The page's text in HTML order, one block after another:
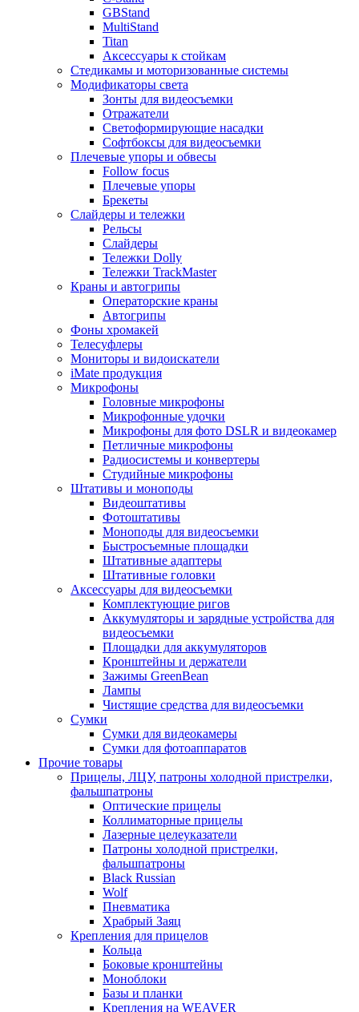
GBStand
MultiStand
Titan
Аксессуары к стойкам
Стедикамы и моторизованные системы
Модификаторы света
Зонты для видеосъемки
Отражатели
Светоформирующие насадки
Софтбоксы для видеосъемки
Плечевые упоры и обвесы
Follow focus
Плечевые упоры
Брекеты
Слайдеры и тележки
Рельсы
Слайдеры
Тележки Dolly
Тележки TrackMaster
Краны и автогрипы
Операторские краны
Автогрипы
Фоны хромакей
Телесуфлеры
Мониторы и видоискатели
iMate продукция
Микрофоны
Головные микрофоны
Микрофонные удочки
Микрофоны для фото DSLR и видеокамер
Петличные микрофоны
Радиосистемы и конвертеры
Студийные микрофоны
Штативы и моноподы
Видеоштативы
Фотоштативы
Моноподы для видеосъемки
Быстросъемные площадки
Штативные адаптеры
Штативные головки
Аксессуары для видеосъемки
Комплектующие ригов
Аккумуляторы и зарядные устройства для
видеосъемки
Площадки для аккумуляторов
Кронштейны и держатели
Зажимы GreenBean
Лампы
Чистящие средства для видеосъемки
Сумки
Сумки для видеокамеры
Сумки для фотоаппаратов
Прочие товары
Прицелы, ЛЦУ, патроны холодной пристрелки,
фальшпатроны
Оптические прицелы
Коллиматорные прицелы
Лазерные целеуказатели
Патроны холодной пристрелки,
фальшпатроны
Black Russian
Wolf
Пневматика
Храбрый Заяц
Крепления для прицелов
Кольца
Боковые кронштейны
Моноблоки
Базы и планки
Крепления на WEAVER